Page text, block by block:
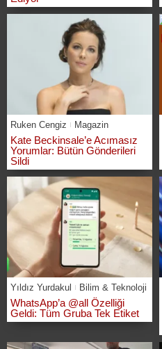
Ruken Cengiz Magazin
Kate Beckinsale’e Acımasız
Yorumlar: Bütün Gönderileri
Sildi
Yıldız Yurdakul Bilim & Teknoloji
WhatsApp’a @all Özelliği
Geldi: Tüm Gruba Tek Etiket